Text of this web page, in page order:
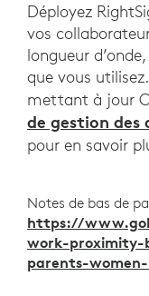
Déployez
vos
longueur
que vous
mettant à jour
de gestion des
pour en savoir
Notes de bas de
https://
work-proximity-
parents-